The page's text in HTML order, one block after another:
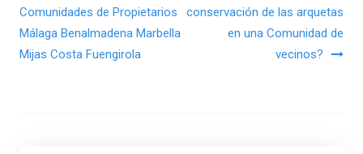
Comunidades de Propietarios
Málaga Benalmadena Marbella
Mijas Costa Fuengirola
conservación de las arquetas
en una Comunidad de
vecinos?